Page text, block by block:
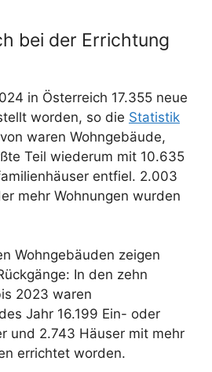
bei der Errichtung
in Österreich 17.355 neue
worden, so die Statistik
waren Wohngebäude,
Teil wiederum mit 10.635
entfiel. 2.003
mehr Wohnungen wurden
Wohngebäuden zeigen
In den zehn
2023 waren
Jahr 16.199 Ein- oder
und 2.743 Häuser mit mehr
errichtet worden.